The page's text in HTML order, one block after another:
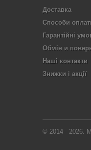
Доставка
Способи
Гарантійні
Обмін и
Наші контакти
Знижки і акції
© 2014 - 2026.